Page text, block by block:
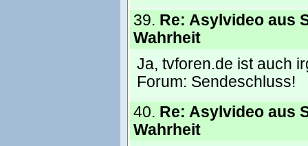
39. Re: Asylvideo aus
Wahrheit
Ja, tvforen.de ist auch
Forum: Sendeschluss!
40. Re: Asylvideo aus
Wahrheit